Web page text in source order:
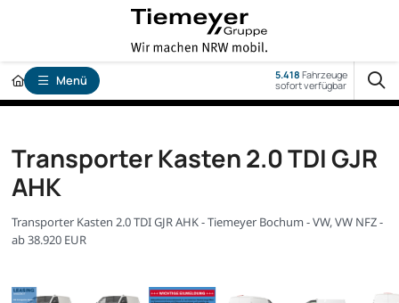
Menü 5.418 Fahrzeuge
sofort verfügbar
Transporter Kasten 2.0 TDI GJR
AHK
Transporter Kasten 2.0 TDI GJR AHK - Tiemeyer Bochum - VW, VW NFZ -
ab 38.920 EUR